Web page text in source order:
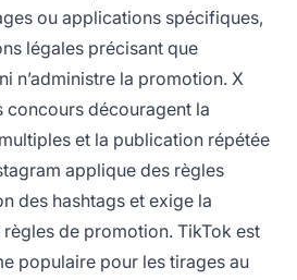
ou applications spécifiques,
légales précisant que
n’administre la promotion. X
concours découragent la
et la publication répétée
applique des règles
des hashtags et exige la
de promotion. TikTok est
populaire pour les tirages au